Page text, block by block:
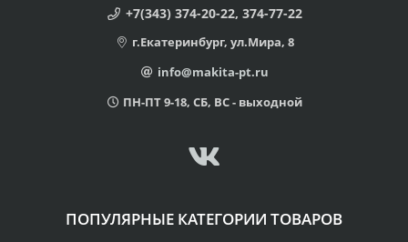
+7(343) 374-20-22, 374-77-22
г.Екатеринбург, ул.Мира, 8
info@makita-pt.ru
ПН-ПТ 9-18, СБ, ВС - выходной
ПОПУЛЯРНЫЕ КАТЕГОРИИ ТОВАРОВ